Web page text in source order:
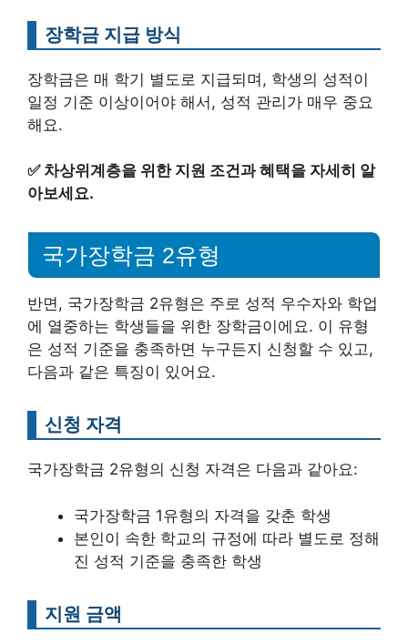
장학금 지급 방식
장학금은 매 학기 별도로 지급되며, 학생의 성적이
일정 기준 이상이어야 해서, 성적 관리가 매우 중요
해요.
✅ 차상위계층을 위한 지원 조건과 혜택을 자세히 알
아보세요.
국가장학금 2유형
반면, 국가장학금 2유형은 주로 성적 우수자와 학업
에 열중하는 학생들을 위한 장학금이에요. 이 유형
은 성적 기준을 충족하면 누구든지 신청할 수 있고,
다음과 같은 특징이 있어요.
신청 자격
국가장학금 2유형의 신청 자격은 다음과 같아요:
국가장학금 1유형의 자격을 갖춘 학생
본인이 속한 학교의 규정에 따라 별도로 정해
진 성적 기준을 충족한 학생
지원 금액